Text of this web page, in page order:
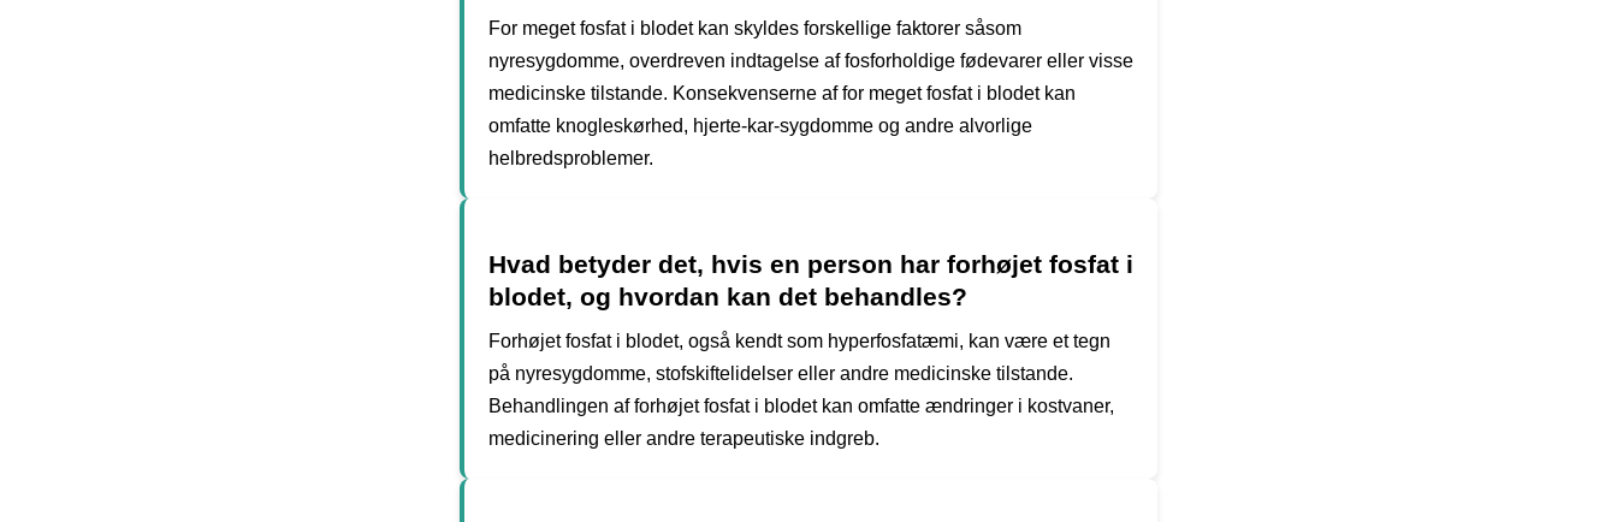
For meget fosfat i blodet kan skyldes forskellige faktorer såsom
nyresygdomme, overdreven indtagelse af fosforholdige fødevarer eller visse
medicinske tilstande. Konsekvenserne af for meget fosfat i blodet kan
omfatte knogleskørhed, hjerte-kar-sygdomme og andre alvorlige
helbredsproblemer.
Hvad betyder det, hvis en person har forhøjet fosfat i
blodet, og hvordan kan det behandles?
Forhøjet fosfat i blodet, også kendt som hyperfosfatæmi, kan være et tegn
på nyresygdomme, stofskiftelidelser eller andre medicinske tilstande.
Behandlingen af forhøjet fosfat i blodet kan omfatte ændringer i kostvaner,
medicinering eller andre terapeutiske indgreb.